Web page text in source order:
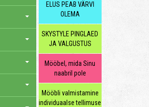
ELUS PEAB VÄRVI
OLEMA
SKYSTYLE PINGLAED
JA VALGUSTUS
Mööbel, mida Sinu
naabril pole
Mööbli valmistamine
individuaalse tellimuse